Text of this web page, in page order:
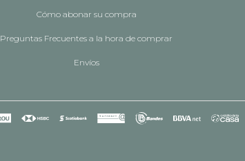
Cómo abonar su compra
Preguntas Frecuentes a la hora de comprar
Envíos